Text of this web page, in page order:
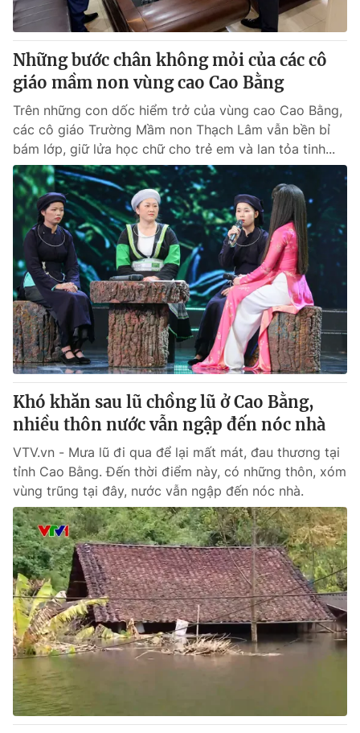
Những bước chân không mỏi của các cô
giáo mầm non vùng cao Cao Bằng
Trên những con dốc hiểm trở của vùng cao Cao Bằng,
các cô giáo Trường Mầm non Thạch Lâm vẫn bền bỉ
bám lớp, giữ lửa học chữ cho trẻ em và lan tỏa tinh...
Khó khăn sau lũ chồng lũ ở Cao Bằng,
nhiều thôn nước vẫn ngập đến nóc nhà
VTV.vn - Mưa lũ đi qua để lại mất mát, đau thương tại
tỉnh Cao Bằng. Đến thời điểm này, có những thôn, xóm
vùng trũng tại đây, nước vẫn ngập đến nóc nhà.